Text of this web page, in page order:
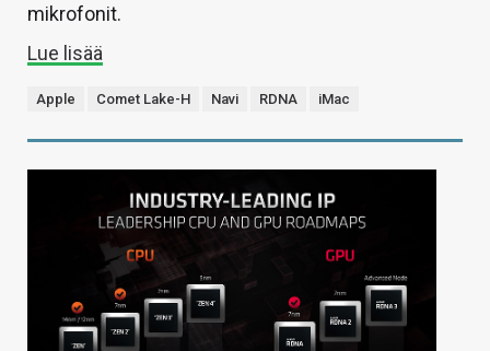
mikrofonit.
Lue lisää
Apple Comet Lake-H Navi RDNA iMac